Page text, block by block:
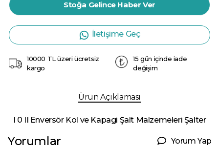
Stoğa Gelince Haber Ver
İletişime Geç
10000 TL üzeri ücretsiz
kargo
15 gün içinde iade
değişim
Ürün Açıklaması
I 0 II Enversör Kol ve Kapagi Şalt Malzemeleri Şalter
Yorumlar Yorum Yap